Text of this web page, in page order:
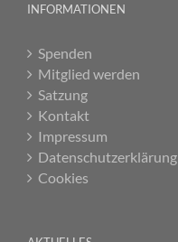
INFORMATIONEN
Spenden
Mitglied werden
Satzung
Kontakt
Impressum
Datenschutzerklärung
Cookies